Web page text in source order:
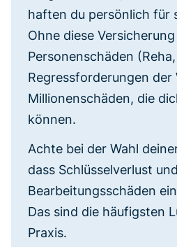
haften du persönlich für
Ohne diese
Personenschäden
Regressforderungen der
Millionenschäden, die
können.
Achte bei der Wahl
dass Schlüsselverlust und
Bearbeitungsschäden
Das sind die häufigsten
Praxis.